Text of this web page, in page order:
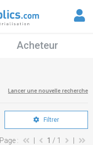
Acheteur
Lancer une nouvelle recherche
Filtrer
Page : 1 / 1